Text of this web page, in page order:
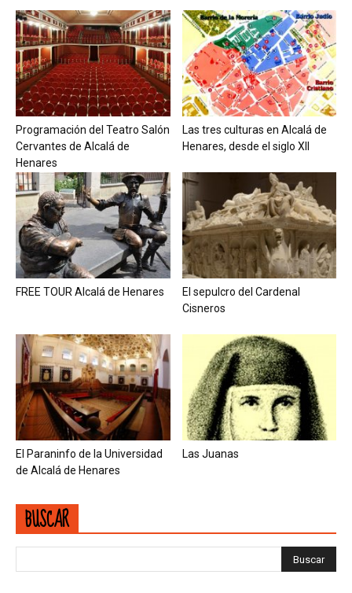
Programación del Teatro Salón
Cervantes de Alcalá de
Henares
Las tres culturas en Alcalá de
Henares, desde el siglo XII
FREE TOUR Alcalá de Henares
El sepulcro del Cardenal
Cisneros
El Paraninfo de la Universidad
de Alcalá de Henares
Las Juanas
BUSCAR